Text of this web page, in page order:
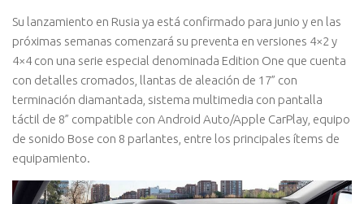
Su lanzamiento en Rusia ya está confirmado para junio y en las
próximas semanas comenzará su preventa en versiones 4×2 y
4×4 con una serie especial denominada Edition One que cuenta
con detalles cromados, llantas de aleación de 17” con
terminación diamantada, sistema multimedia con pantalla
táctil de 8” compatible con Android Auto/Apple CarPlay, equipo
de sonido Bose con 8 parlantes, entre los principales ítems de
equipamiento.